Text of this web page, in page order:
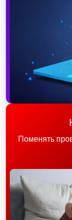
Поменять